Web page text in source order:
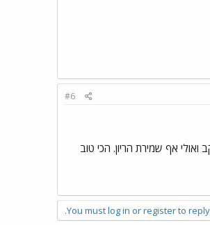
#6
אף שמירת הריון. הכי טוב
You must log in or register to